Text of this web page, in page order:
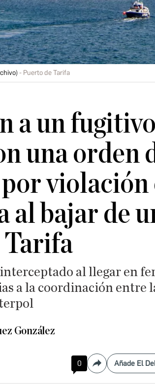
Puerto de Tarifa
a un fugitivo
una orden
violación
al bajar de
al llegar en
a la coordinación entre
González
0 Compartir
Añade El